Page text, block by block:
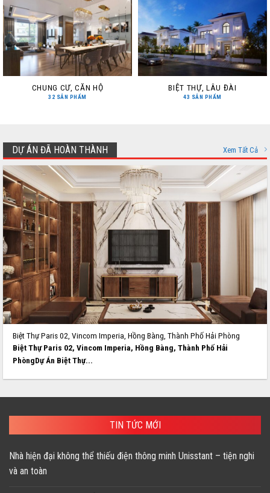
CHUNG CƯ, CĂN HỘ
32 SẢN PHẨM
BIỆT THỰ, LÂU ĐÀI
43 SẢN PHẨM
DỰ ÁN ĐÃ HOÀN THÀNH Xem Tất Cả
Biệt Thự Paris 02, Vincom Imperia, Hồng Bàng, Thành Phố Hải Phòng
Biệt Thự Paris 02, Vincom Imperia, Hồng Bàng, Thành Phố Hải
PhòngDự Án Biệt Thự...
TIN TỨC MỚI
Nhà hiện đại không thể thiếu điện thông minh Unisstant – tiện nghi
và an toàn